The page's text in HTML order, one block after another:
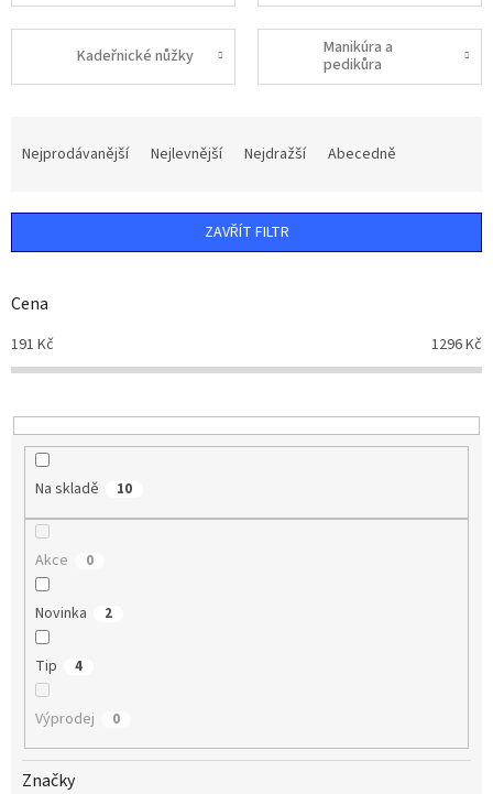
Kadeřnické nůžky
Manikúra a
pedikůra
í
r
d
u
t
ů
Nejprodávanější Nejlevnější Nejdražší Abecedně
ZAVŘÍT FILTR
Cena
191 Kč 1296Kč
Na skladě 10
Akce 0
Novinka 2
Tip 4
Výprodej 0
Značky